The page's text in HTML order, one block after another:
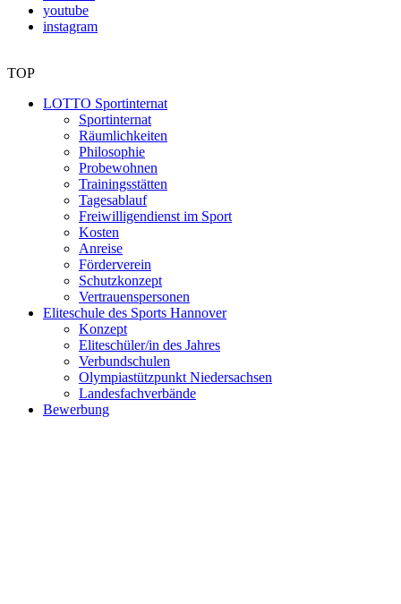
youtube
instagram
TOP
LOTTO Sportinternat
Sportinternat
Räumlichkeiten
Philosophie
Probewohnen
Trainingsstätten
Tagesablauf
Freiwilligendienst im Sport
Kosten
Anreise
Förderverein
Schutzkonzept
Vertrauenspersonen
Eliteschule des Sports Hannover
Konzept
Eliteschüler/in des Jahres
Verbundschulen
Olympiastützpunkt Niedersachsen
Landesfachverbände
Bewerbung